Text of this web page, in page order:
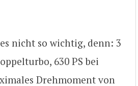
nicht so wichtig, denn: 3
630 PS bei
Drehmoment von